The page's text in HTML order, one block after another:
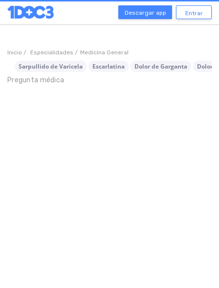
Descargar app Entrar
Inicio / Especialidades / Medicina General
Sarpullido de Varicela Escarlatina Dolor de Garganta
Dolor
Pregunta médica